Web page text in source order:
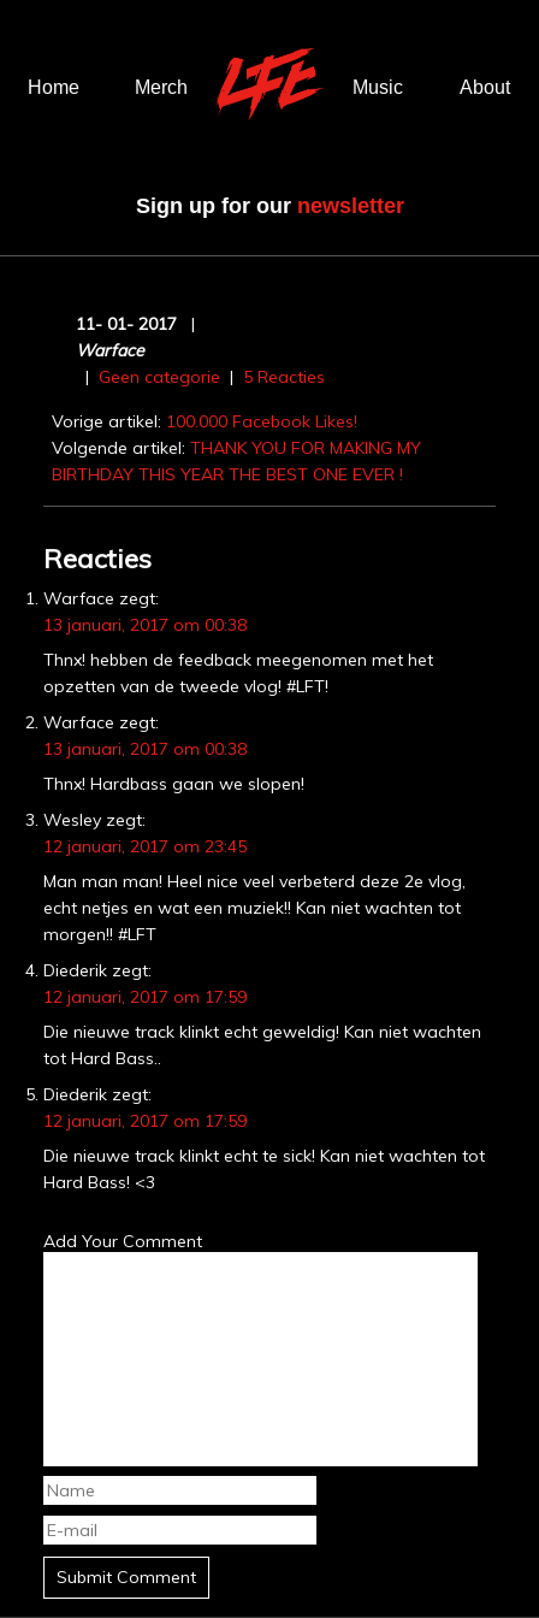
Home Merch Music About
Sign up for our newsletter
11- 01- 2017 |
Warface
|Geen categorie | 5 Reacties
Vorige artikel: 100.000 Facebook Likes!
Volgende artikel:THANK YOU FOR MAKING MY
BIRTHDAY THIS YEAR THE BEST ONE EVER !
Reacties
Warface zegt:
13 januari, 2017 om 00:38
Thnx! hebben de feedback meegenomen met het
opzetten van de tweede vlog! #LFT!
Warface zegt:
13 januari, 2017 om 00:38
Thnx! Hardbass gaan we slopen!
Wesley zegt:
12 januari, 2017 om 23:45
Man man man! Heel nice veel verbeterd deze 2e vlog,
echt netjes en wat een muziek!! Kan niet wachten tot
morgen!! #LFT
Diederik zegt:
12 januari, 2017 om 17:59
Die nieuwe track klinkt echt geweldig! Kan niet wachten
tot Hard Bass..
Diederik zegt:
12 januari, 2017 om 17:59
Die nieuwe track klinkt echt te sick! Kan niet wachten tot
Hard Bass! <3
Add Your Comment